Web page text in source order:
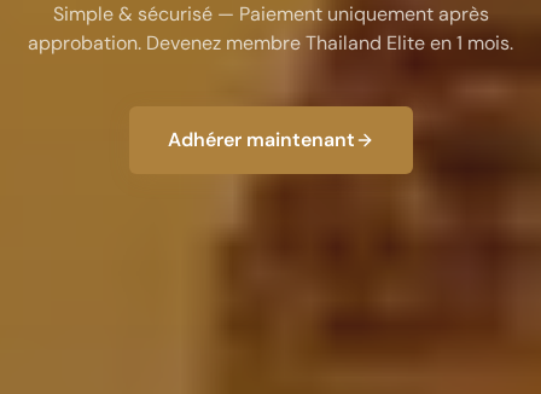
Simple & sécurisé — Paiement uniquement après
approbation. Devenez membre Thailand Elite en 1 mois.
Adhérer maintenant